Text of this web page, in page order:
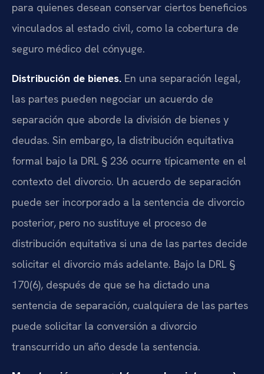
para quienes desean conservar ciertos beneficios
vinculados al estado civil, como la cobertura de
seguro médico del cónyuge.
Distribución de bienes. En una separación legal,
las partes pueden negociar un acuerdo de
separación que aborde la división de bienes y
deudas. Sin embargo, la distribución equitativa
formal bajo la DRL § 236 ocurre típicamente en el
contexto del divorcio. Un acuerdo de separación
puede ser incorporado a la sentencia de divorcio
posterior, pero no sustituye el proceso de
distribución equitativa si una de las partes decide
solicitar el divorcio más adelante. Bajo la DRL §
170(6), después de que se ha dictado una
sentencia de separación, cualquiera de las partes
puede solicitar la conversión a divorcio
transcurrido un año desde la sentencia.